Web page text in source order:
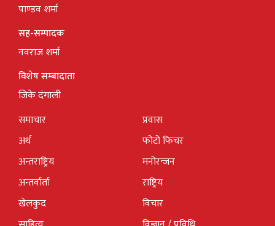
पाण्डव शर्मा
सह-सम्पादक
नवराज शर्मा
विशेष सम्बादाता
जिके दंगाली
समाचार
अर्थ
अन्तराष्ट्रिय
अन्तर्वार्ता
खेलकुद
प्रवास
फोटो फिचर
मनोरन्जन
राष्ट्रिय
विचार